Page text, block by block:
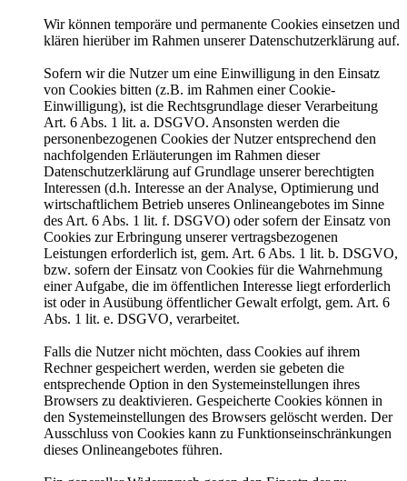
Wir können temporäre und permanente Cookies einsetzen und
klären hierüber im Rahmen unserer Datenschutzerklärung auf.
Sofern wir die Nutzer um eine Einwilligung in den Einsatz
von Cookies bitten (z.B. im Rahmen einer Cookie-
Einwilligung), ist die Rechtsgrundlage dieser Verarbeitung
Art. 6 Abs. 1 lit. a. DSGVO. Ansonsten werden die
personenbezogenen Cookies der Nutzer entsprechend den
nachfolgenden Erläuterungen im Rahmen dieser
Datenschutzerklärung auf Grundlage unserer berechtigten
Interessen (d.h. Interesse an der Analyse, Optimierung und
wirtschaftlichem Betrieb unseres Onlineangebotes im Sinne
des Art. 6 Abs. 1 lit. f. DSGVO) oder sofern der Einsatz von
Cookies zur Erbringung unserer vertragsbezogenen
Leistungen erforderlich ist, gem. Art. 6 Abs. 1 lit. b. DSGVO,
bzw. sofern der Einsatz von Cookies für die Wahrnehmung
einer Aufgabe, die im öffentlichen Interesse liegt erforderlich
ist oder in Ausübung öffentlicher Gewalt erfolgt, gem. Art. 6
Abs. 1 lit. e. DSGVO, verarbeitet.
Falls die Nutzer nicht möchten, dass Cookies auf ihrem
Rechner gespeichert werden, werden sie gebeten die
entsprechende Option in den Systemeinstellungen ihres
Browsers zu deaktivieren. Gespeicherte Cookies können in
den Systemeinstellungen des Browsers gelöscht werden. Der
Ausschluss von Cookies kann zu Funktionseinschränkungen
dieses Onlineangebotes führen.